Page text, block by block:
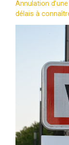
Annulation
délais à